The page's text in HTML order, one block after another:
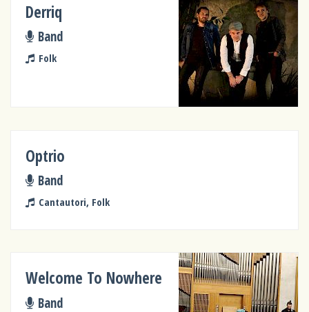
Derriq
Band
Folk
Optrio
Band
Cantautori, Folk
Welcome To Nowhere
Band